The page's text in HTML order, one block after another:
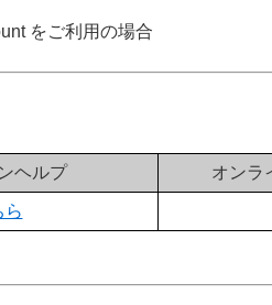
をご利用の場合
ヘルプ オンラ
ら